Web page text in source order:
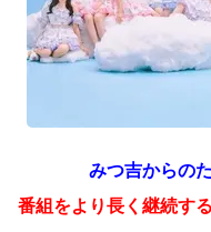
みつ吉からの
番組をより長く継続す